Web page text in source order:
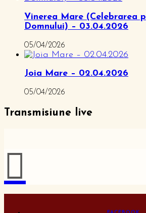
Vinerea Mare (Celebrarea
Domnului) – 03.04.2026
05/04/2026
Joia Mare – 02.04.2026
05/04/2026
Transmisiune live